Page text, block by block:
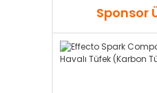
Sponsor